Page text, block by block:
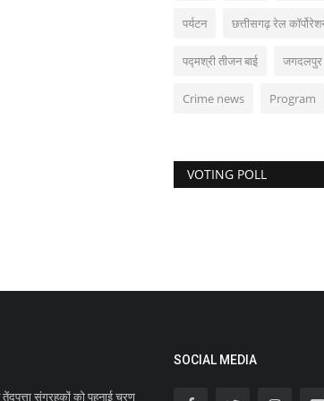
पर्यटन छत्तीसगढ़ रेल
पद्मश्री तीजन बाई जगदलपुर
Crime news Program
VOTING POLL
संग्रहकों को पहनाई चरण
SOCIAL MEDIA